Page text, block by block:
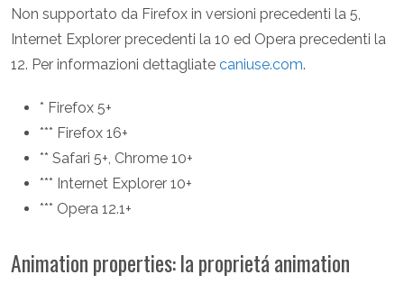
Non supportato da Firefox in versioni precedenti la 5,
Internet Explorer precedenti la 10 ed Opera precedenti la
12. Per informazioni dettagliate caniuse.com.
* Firefox 5+
*** Firefox 16+
** Safari 5+, Chrome 10+
*** Internet Explorer 10+
*** Opera 12.1+
Animation properties: la proprietá animation